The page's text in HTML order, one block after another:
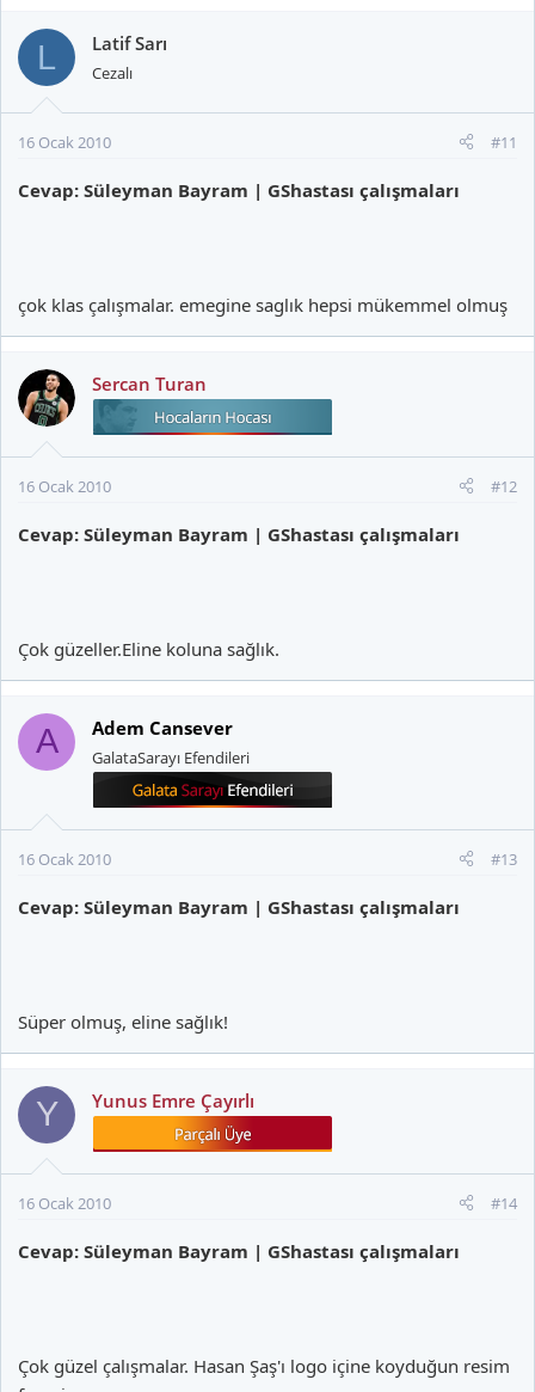
L Latif Sarı
Cezalı
16 Ocak 2010 #11
Cevap: Süleyman Bayram | GShastası çalışmaları
çok klas çalışmalar. emegine saglık hepsi mükemmel olmuş
Sercan Turan
16 Ocak 2010 #12
Cevap: Süleyman Bayram | GShastası çalışmaları
Çok güzeller.Eline koluna sağlık.
A Adem Cansever
GalataSarayı Efendileri
16 Ocak 2010 #13
Cevap: Süleyman Bayram | GShastası çalışmaları
Süper olmuş, eline sağlık!
Y Yunus Emre Çayırlı
16 Ocak 2010 #14
Cevap: Süleyman Bayram | GShastası çalışmaları
Çok güzel çalışmalar. Hasan Şaş'ı logo içine koyduğun resim